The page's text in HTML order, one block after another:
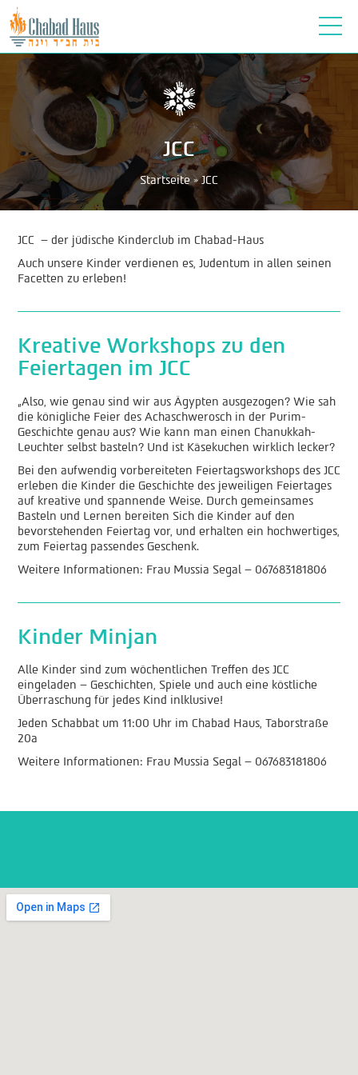
תפריט
JCC
Startseite»JCC
JCC – der jüdische Kinderclub im Chabad-Haus
Auch unsere Kinder verdienen es, Judentum in allen seinen
Facetten zu erleben!
Kreative Workshops zu den
Feiertagen im JCC
„Also, wie genau sind wir aus Ägypten ausgezogen? Wie sah
die königliche Feier des Achaschwerosch in der Purim-
Geschichte genau aus? Wie kann man einen Chanukkah-
Leuchter selbst basteln? Und ist Käsekuchen wirklich lecker?
Bei den aufwendig vorbereiteten Feiertagsworkshops des JCC
erleben die Kinder die Geschichte des jeweiligen Feiertages
auf kreative und spannende Weise. Durch gemeinsames
Basteln und Lernen bereiten Sich die Kinder auf den
bevorstehenden Feiertag vor, und erhalten ein hochwertiges,
zum Feiertag passendes Geschenk.
Weitere Informationen: Frau Mussia Segal – 067683181806
Kinder Minjan
Alle Kinder sind zum wöchentlichen Treffen des JCC
eingeladen – Geschichten, Spiele und auch eine köstliche
Überraschung für jedes Kind inlklusive!
Jeden Schabbat um 11:00 Uhr im Chabad Haus, Taborstraße
20a
Weitere Informationen: Frau Mussia Segal – 067683181806